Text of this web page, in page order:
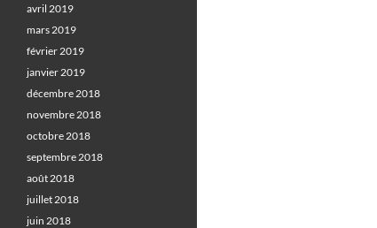
avril 2019
mars 2019
février 2019
janvier 2019
décembre 2018
novembre 2018
octobre 2018
septembre 2018
août 2018
juillet 2018
juin 2018